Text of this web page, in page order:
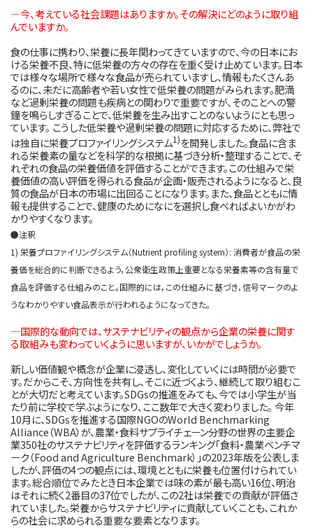
―今、考えている社会課題はありますか。その解決にどのように取り組
んでいますか。
食の仕事に携わり、栄養に長年関わってきていますので、今の日本にお
ける栄養不良、特に低栄養の方々の存在を重く受け止めています。日本
では様々な場所で様々な食品が売られていますし、情報もたくさんあ
るのに、未だに高齢者や若い女性で低栄養の問題がみられます。肥満
など過剰栄養の問題も疾病との関わりで重要ですが、そのことへの警
鐘を鳴らしすぎることで、低栄養を生み出すことのないようにとも思っ
ています。 こうした低栄養や過剰栄養の問題に対応するために、弊社で
は独自に栄養プロファイリングシステム1)を開発しました。食品に含ま
れる栄養素の量などを科学的な根拠に基づき分析・整理することで、そ
れぞれの食品の栄養価値を評価することができます。この仕組みで栄
養価値の高い評価を得られる食品が企画・販売されるようになると、良
質の食品が日本の市場に出回ることになります。また、食品とともに情
報も提供することで、健康のためになにを選択し食べればよいかがわ
かりやすくなります。
●注釈
1) 栄養プロファイリングシステム（Nutrient profiling system）: 消費者が食品の栄
養価を総合的に判断できるよう，公衆衛生政策上重要となる栄養素等の含有量で
食品を評価する仕組みのこと。国際的には，この仕組みに基づき，信号マークのよ
うなわかりやすい食品表示が行われるようになってきた。
―国際的な動向では、サステナビリティの観点から企業の栄養に関す
る取組みも変わっていくように思いますが、いかがでしょうか。
新しい価値観や概念が企業に浸透し、変化していくには時間が必要で
す。だからこそ、方向性を共有し、そこに近づくよう、継続して取り組むこ
とが大切だと考えています。SDGsの推進をみても、今では小学生が当
たり前に学校で学ぶようになり、ここ数年で大きく変わりました。 今年
10月に、SDGsを推進する国際NGOのWorld Benchmarking
Alliance（WBA）が、農業・食料サプライチェーン分野の世界の主要企
業350社のサステナビリティを評価するランキング「食料・農業ベンチマ
ーク（Food and Agriculture Benchmark）」の2023年版を公表しま
したが、評価の4つの観点には、環境とともに栄養も位置付けられてい
ます。総合順位でみたとき日本企業では味の素が最も高い16位、明治
はそれに続く2番目の37位でしたが、この2社は栄養での貢献が評価さ
れていました。栄養からサステナビリティに貢献していくことも、これか
らの社会に求められる重要な要素となります。